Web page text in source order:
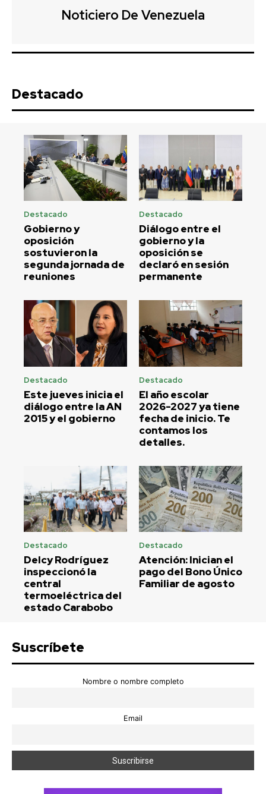
Noticiero De Venezuela
Destacado
Destacado
Gobierno y
oposición
sostuvieron la
segunda jornada de
reuniones
Destacado
Diálogo entre el
gobierno y la
oposición se
declaró en sesión
permanente
Destacado
Este jueves inicia el
diálogo entre la AN
2015 y el gobierno
Destacado
El año escolar
2026-2027 ya tiene
fecha de inicio. Te
contamos los
detalles.
Destacado
Delcy Rodríguez
inspeccionó la
central
termoeléctrica del
estado Carabobo
Destacado
Atención: Inician el
pago del Bono Único
Familiar de agosto
Suscríbete
Nombre o nombre completo
Email